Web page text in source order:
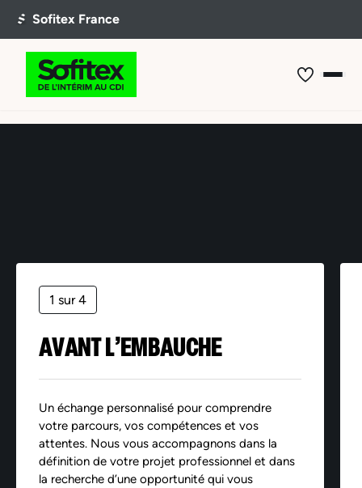
1 sur 4
AVANT L’EMBAUCHE
Un échange personnalisé pour comprendre
votre parcours, vos compétences et vos
attentes. Nous vous accompagnons dans la
définition de votre projet professionnel et dans
la recherche d’une opportunité qui vous